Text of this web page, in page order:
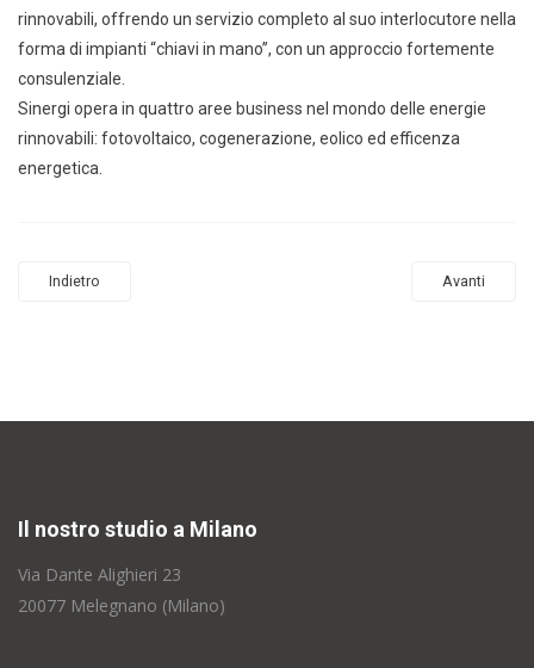
rinnovabili, offrendo un servizio completo al suo interlocutore nella
forma di impianti “chiavi in mano”, con un approccio fortemente
consulenziale.
Sinergi opera in quattro aree business nel mondo delle energie
rinnovabili: fotovoltaico, cogenerazione, eolico ed efficenza
energetica.
Indietro Avanti
Il nostro studio a Milano
Via Dante Alighieri 23
20077 Melegnano (Milano)